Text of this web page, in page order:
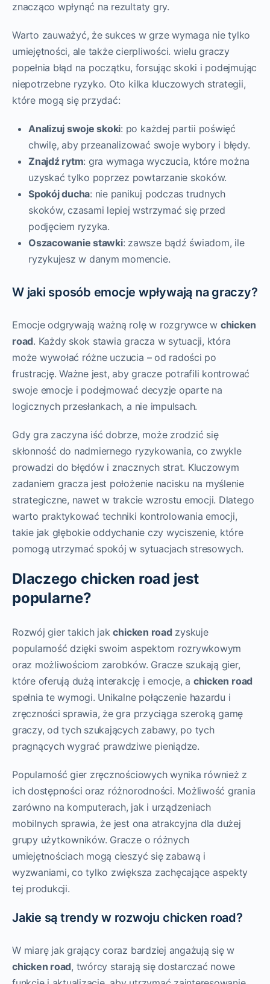
znacząco wpłynąć na rezultaty gry.
Warto zauważyć, że sukces w grze wymaga nie tylko
umiejętności, ale także cierpliwości. wielu graczy
popełnia błąd na początku, forsując skoki i podejmując
niepotrzebne ryzyko. Oto kilka kluczowych strategii,
które mogą się przydać:
Analizuj swoje skoki: po każdej partii poświęć
chwilę, aby przeanalizować swoje wybory i błędy.
Znajdź rytm: gra wymaga wyczucia, które można
uzyskać tylko poprzez powtarzanie skoków.
Spokój ducha: nie panikuj podczas trudnych
skoków, czasami lepiej wstrzymać się przed
podjęciem ryzyka.
Oszacowanie stawki: zawsze bądź świadom, ile
ryzykujesz w danym momencie.
W jaki sposób emocje wpływają na graczy?
Emocje odgrywają ważną rolę w rozgrywce w chicken
road. Każdy skok stawia gracza w sytuacji, która
może wywołać różne uczucia – od radości po
frustrację. Ważne jest, aby gracze potrafili kontrować
swoje emocje i podejmować decyzje oparte na
logicznych przesłankach, a nie impulsach.
Gdy gra zaczyna iść dobrze, może zrodzić się
skłonność do nadmiernego ryzykowania, co zwykle
prowadzi do błędów i znacznych strat. Kluczowym
zadaniem gracza jest położenie nacisku na myślenie
strategiczne, nawet w trakcie wzrostu emocji. Dlatego
warto praktykować techniki kontrolowania emocji,
takie jak głębokie oddychanie czy wyciszenie, które
pomogą utrzymać spokój w sytuacjach stresowych.
Dlaczego chicken road jest
popularne?
Rozwój gier takich jakchicken road zyskuje
popularność dzięki swoim aspektom rozrywkowym
oraz możliwościom zarobków. Gracze szukają gier,
które oferują dużą interakcję i emocje, a chicken road
spełnia te wymogi. Unikalne połączenie hazardu i
zręczności sprawia, że gra przyciąga szeroką gamę
graczy, od tych szukających zabawy, po tych
pragnących wygrać prawdziwe pieniądze.
Popularność gier zręcznościowych wynika również z
ich dostępności oraz różnorodności. Możliwość grania
zarówno na komputerach, jak i urządzeniach
mobilnych sprawia, że jest ona atrakcyjna dla dużej
grupy użytkowników. Gracze o różnych
umiejętnościach mogą cieszyć się zabawą i
wyzwaniami, co tylko zwiększa zachęcające aspekty
tej produkcji.
Jakie są trendy w rozwoju chicken road?
W miarę jak grający coraz bardziej angażują się w
chicken road, twórcy starają się dostarczać nowe